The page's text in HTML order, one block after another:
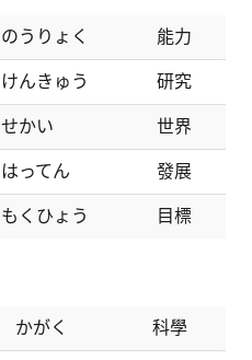
のうりょく 能力
けんきゅう 研究
せかい 世界
はってん 發展
もくひょう 目標
かがく 科學